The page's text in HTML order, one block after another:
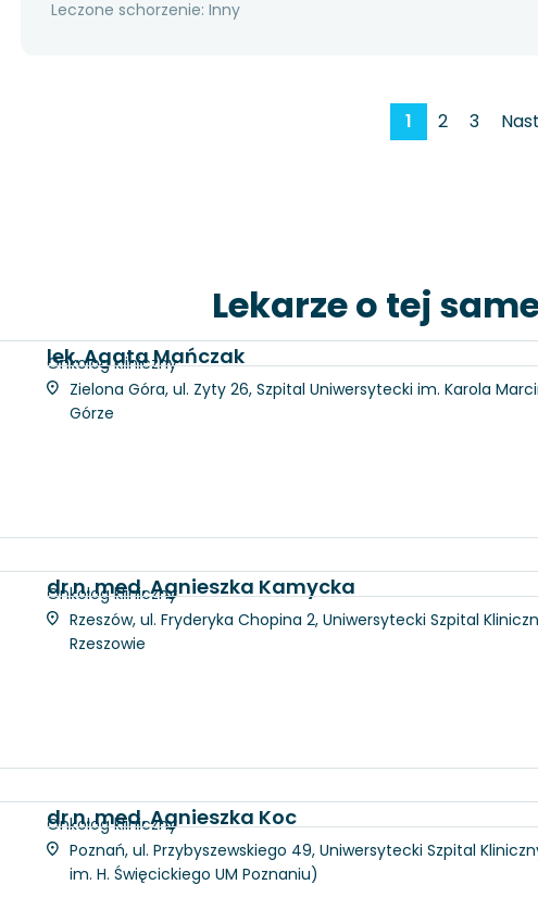
Leczone schorzenie: Inny
1 2 3
Lekarze o tej
lek. Agata Mańczak
Onkolog kliniczny
Zielona Góra, ul. Zyty 26, Szpital Uniwersytecki im. Karola
Górze
dr n. med. Agnieszka Kamycka
Onkolog kliniczny
Rzeszów, ul. Fryderyka Chopina 2, Uniwersytecki Szpital
Rzeszowie
dr n. med. Agnieszka Koc
Onkolog kliniczny
Poznań, ul. Przybyszewskiego 49, Uniwersytecki Szpital
im. H. Święcickiego UM Poznaniu)